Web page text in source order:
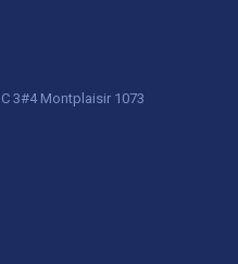
3#4 Montplaisir 1073